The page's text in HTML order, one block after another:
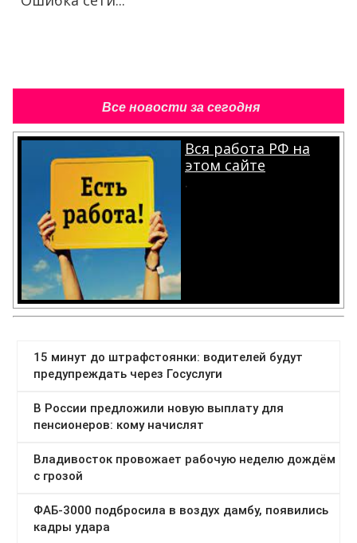
Все новости за сегодня
Вся работа РФ на
этом сайте
.